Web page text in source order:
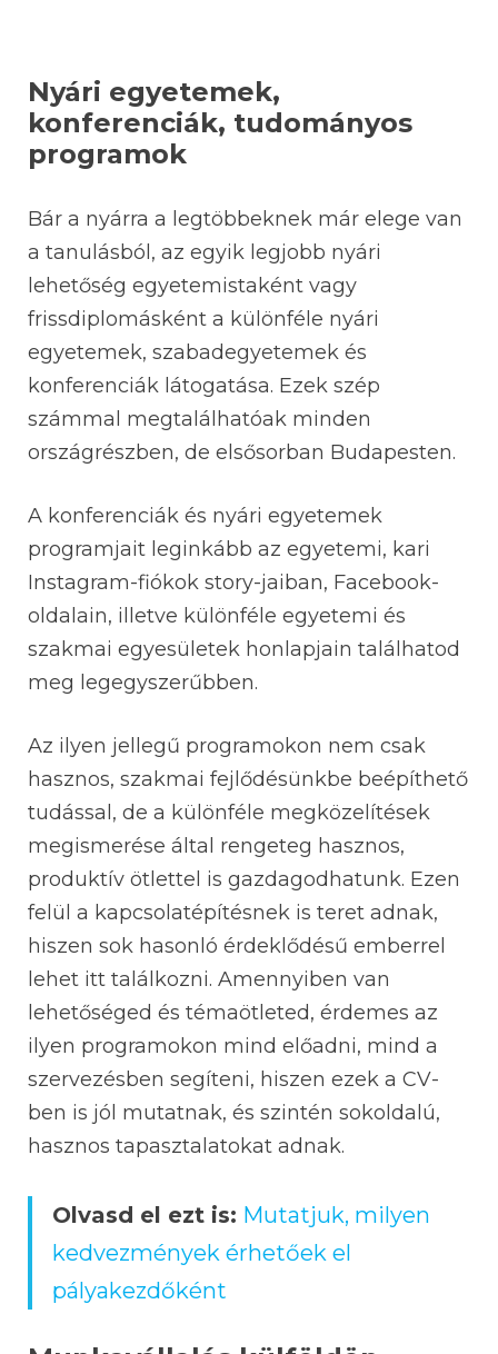
Nyári egyetemek,
konferenciák, tudományos
programok
Bár a nyárra a legtöbbeknek már elege van
a tanulásból, az egyik legjobb nyári
lehetőség egyetemistaként vagy
frissdiplomásként a különféle nyári
egyetemek, szabadegyetemek és
konferenciák látogatása. Ezek szép
számmal megtalálhatóak minden
országrészben, de elsősorban Budapesten.
A konferenciák és nyári egyetemek
programjait leginkább az egyetemi, kari
Instagram-fiókok story-jaiban, Facebook-
oldalain, illetve különféle egyetemi és
szakmai egyesületek honlapjain találhatod
meg legegyszerűbben.
Az ilyen jellegű programokon nem csak
hasznos, szakmai fejlődésünkbe beépíthető
tudással, de a különféle megközelítések
megismerése által rengeteg hasznos,
produktív ötlettel is gazdagodhatunk. Ezen
felül a kapcsolatépítésnek is teret adnak,
hiszen sok hasonló érdeklődésű emberrel
lehet itt találkozni. Amennyiben van
lehetőséged és témaötleted, érdemes az
ilyen programokon mind előadni, mind a
szervezésben segíteni, hiszen ezek a CV-
ben is jól mutatnak, és szintén sokoldalú,
hasznos tapasztalatokat adnak.
Olvasd el ezt is: Mutatjuk, milyen
kedvezmények érhetőek el
pályakezdőként